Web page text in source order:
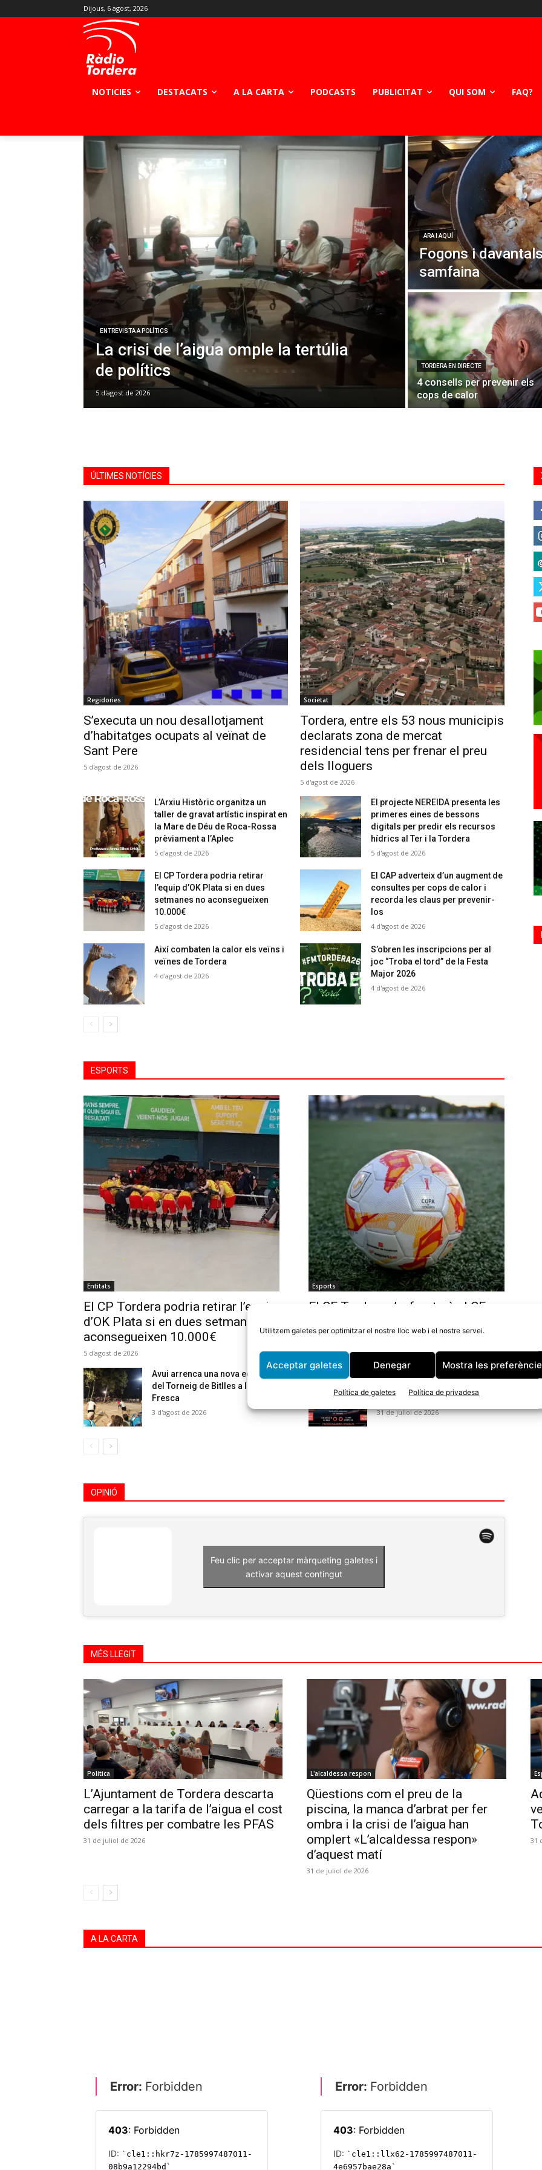
Utilitzem galetes per optimitzar el nostre lloc web i el nostre servei.
Acceptar galetes Denegar Mostra les
Política de galetes Política de privadesa
Dijous, 6 agost, 2026
NOTICIES DESTACATS A LA CARTA PODCASTS PUBLICITAT QUI SOM FAQ?
ENTREVISTA A POLÍTICS
La crisi de l’aigua omple la tertúlia
de polítics
5 d'agost de 2026
ARA I AQUÍ
Fogons i
samfaina
TORDERA EN DIRECTE
4 consells per prevenir els
cops de calor
ÚLTIMES NOTÍCIES
Regidories
S’executa un nou desallotjament
d’habitatges ocupats al veïnat de
Sant Pere
5 d'agost de 2026
Societat
Tordera, entre els 53 nous municipis
declarats zona de mercat
residencial tens per frenar el preu
dels lloguers
5 d'agost de 2026
L’Arxiu Històric organitza un
taller de gravat artístic inspirat en
la Mare de Déu de Roca-Rossa
prèviament a l’Aplec
5 d'agost de 2026
El projecte NEREIDA presenta les
primeres eines de bessons
digitals per predir els recursos
hídrics al Ter i la Tordera
5 d'agost de 2026
El CP Tordera podria retirar
l’equip d’OK Plata si en dues
setmanes no aconsegueixen
10.000€
5 d'agost de 2026
El CAP adverteix d’un augment de
consultes per cops de calor i
recorda les claus per prevenir-
los
4 d'agost de 2026
Així combaten la calor els veïns i
veïnes de Tordera
4 d'agost de 2026
S’obren les inscripcions per al
joc “Troba el tord” de la Festa
Major 2026
4 d'agost de 2026
ESPORTS
Entitats
El CP Tordera podria retirar l’equip
d’OK Plata si en dues setmanes no
aconsegueixen 10.000€
5 d'agost de 2026
Esports
El CF Tordera s’enfrontarà al CE
Copa Catalunya
4 d'agost de 2026
Avui arrenca una nova edició
del Torneig de Bitlles a la
Fresca
3 d'agost de 2026
Aquest dissabte arriba la
Power Yin Tordera
31 de juliol de 2026
OPINIÓ
Feu clic per acceptar màrqueting galetes i
activar aquest contingut
MÉS LLEGIT
Política
L’Ajuntament de Tordera descarta
carregar a la tarifa de l’aigua el cost
dels filtres per combatre les PFAS
31 de juliol de 2026
L'alcaldessa respon
Qüestions com el preu de la
piscina, la manca d’arbrat per fer
ombra i la crisi de l’aigua han
omplert «L’alcaldessa respon»
d’aquest matí
31 de juliol de 2026
31
A LA CARTA